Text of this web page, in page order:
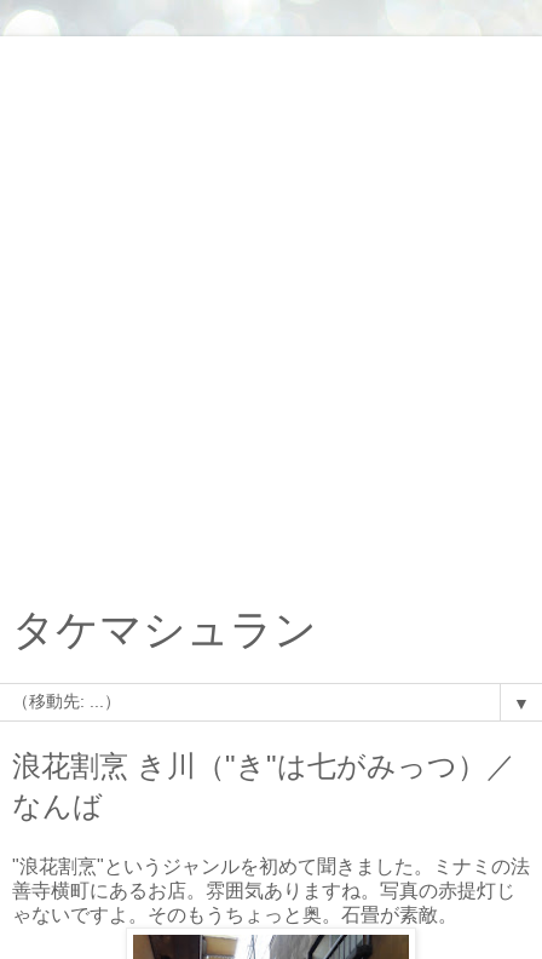
タケマシュラン
▼
浪花割烹 き川（"き"は七がみっつ）／
なんば
"浪花割烹"というジャンルを初めて聞きました。ミナミの法
善寺横町にあるお店。雰囲気ありますね。写真の赤提灯じ
ゃないですよ。そのもうちょっと奥。石畳が素敵。